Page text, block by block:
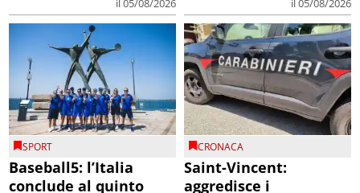
il 05/08/2026 il 05/08/2026
SPORT
Baseball5: l’Italia
conclude al quinto
CRONACA
Saint-Vincent:
aggredisce i